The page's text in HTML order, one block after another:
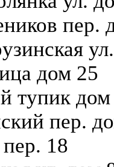
пер.
дом 25
тупик
пер.
18